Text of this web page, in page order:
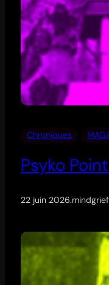
Chroniques
Psyko
22 juin 2026.mindgrief